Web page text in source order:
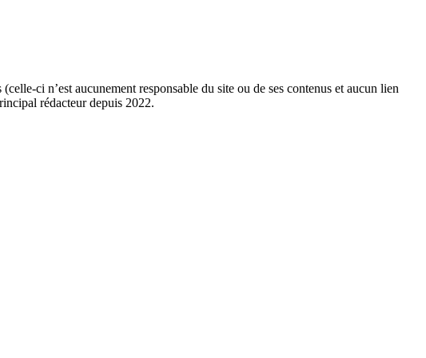
ci n’est aucunement responsable du site ou de ses contenus et aucun lien
rédacteur depuis 2022.